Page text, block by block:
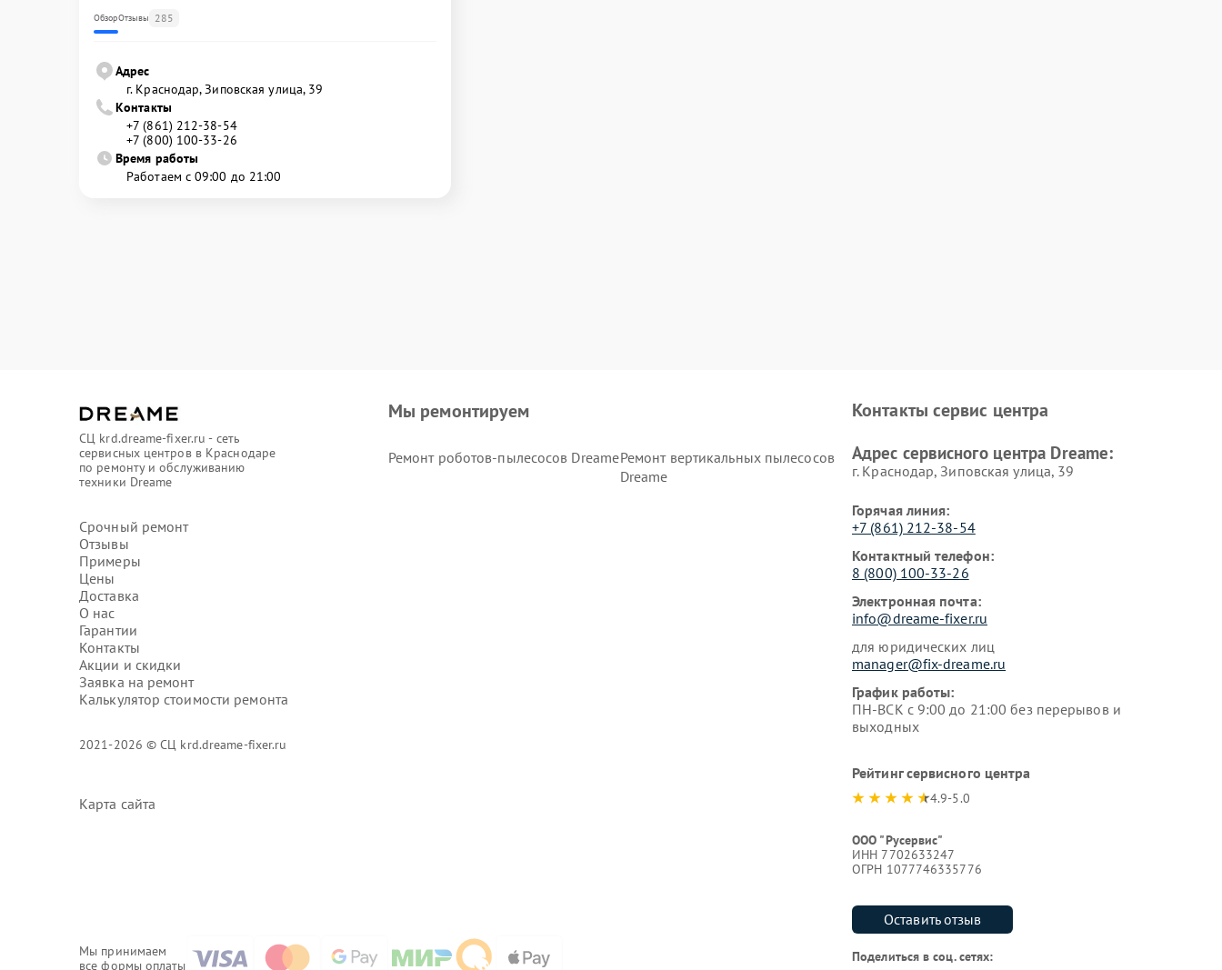
ОбзорОтзывы 285
Адрес
г. Краснодар, Зиповская улица, 39
Контакты
+7 (861) 212-38-54
+7 (800) 100-33-26
Время работы
Работаем с 09:00 до 21:00
СЦ krd.dreame-fixer.ru - сеть
сервисных центров в Краснодаре
по ремонту и обслуживанию
техники Dreame
Срочный ремонт
Отзывы
Примеры
Цены
Доставка
О нас
Гарантии
Контакты
Акции и скидки
Заявка на ремонт
Калькулятор стоимости ремонта
2021-2026 © СЦ krd.dreame-fixer.ru
Карта сайта
Мы принимаем
все формы оплаты
Мы ремонтируем
Ремонт роботов-пылесосов DreameРемонт вертикальных пылесосов
Dreame
Контакты сервис центра
Адрес сервисного центра Dreame:
г. Краснодар, Зиповская улица, 39
Горячая линия:
+7 (861) 212-38-54
Контактный телефон:
8 (800) 100-33-26
Электронная почта:
info@dreame-fixer.ru
для юридических лиц
manager@fix-dreame.ru
График работы:
ПН-ВСК с 9:00 до 21:00 без перерывов и
выходных
Рейтинг сервисного центра
4.9-5.0
ООО "Русервис"
ИНН 7702633247
ОГРН 1077746335776
Оставить отзыв
Поделиться в соц. сетях: